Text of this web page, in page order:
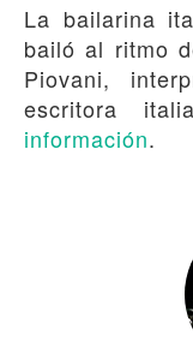
La bailarina
bailó al ritmo
Piovani,
escritora
información.